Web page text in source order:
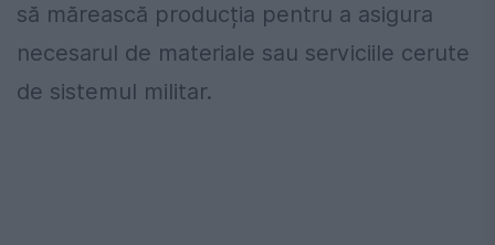
să mărească producția pentru a asigura
necesarul de materiale sau serviciile cerute
de sistemul militar.